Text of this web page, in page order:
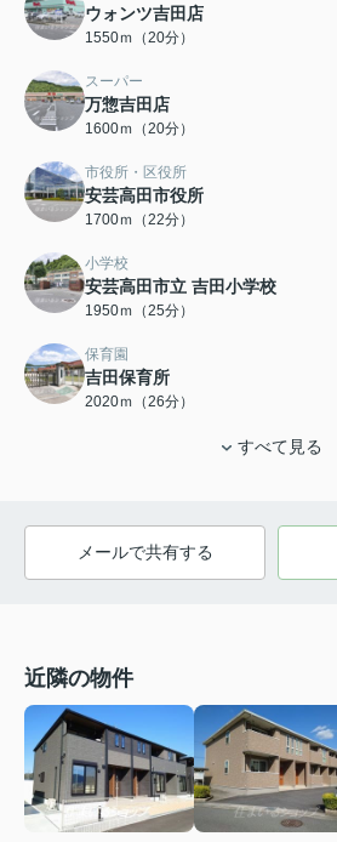
ウォンツ吉田店
1550ｍ（20分）
スーパー
万惣吉田店
1600ｍ（20分）
市役所・区役所
安芸高田市役所
1700ｍ（22分）
小学校
安芸高田市立 吉田小学校
1950ｍ（25分）
保育園
吉田保育所
2020ｍ（26分）
すべて見る
メールで共有する
近隣の物件